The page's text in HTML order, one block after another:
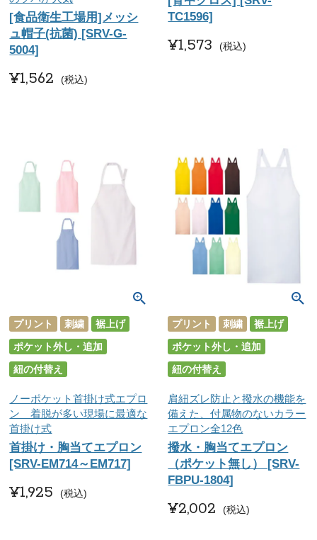
[食品衛生工場用]メッシ
ュ帽子(抗菌) [SRV-G-
5004]
¥1,562 税込
TC1596]
¥1,573 税込
プリント 刺繍
裾上げ
ポケット外し・追加
紐の付替え
ノーポケット首掛け式エプロ
ン 着脱が多い現場に最適な
首掛け式
首掛け・胸当てエプロン
[SRV-EM714～EM717]
¥1,925 税込
プリント 刺繍
裾上げ
ポケット外し・追加
紐の付替え
肩紐ズレ防止と撥水の機能を
備えた、付属物のないカラー
エプロン全12色
撥水・胸当てエプロン
（ポケット無し） [SRV-
FBPU-1804]
¥2,002 税込